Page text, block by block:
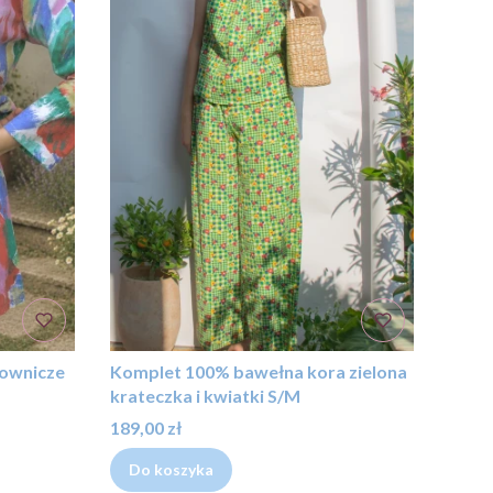
Komplet 100% bawełna kora zielona
krateczka i kwiatki S/M
Cena
189,00 zł
Do koszyka